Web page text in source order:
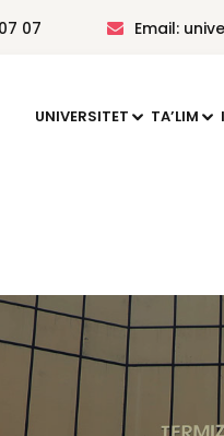
07 Email:
UNIVERSITET TAʼLIM